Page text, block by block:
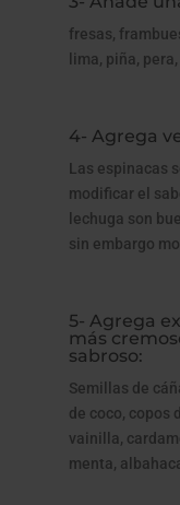
fresas,
lima, piña,
4- Agrega
Las espinacas
modificar el
lechuga son
sin embargo
5- Agrega
más
sabroso:
Semillas de
de coco, copos
vainilla,
menta,